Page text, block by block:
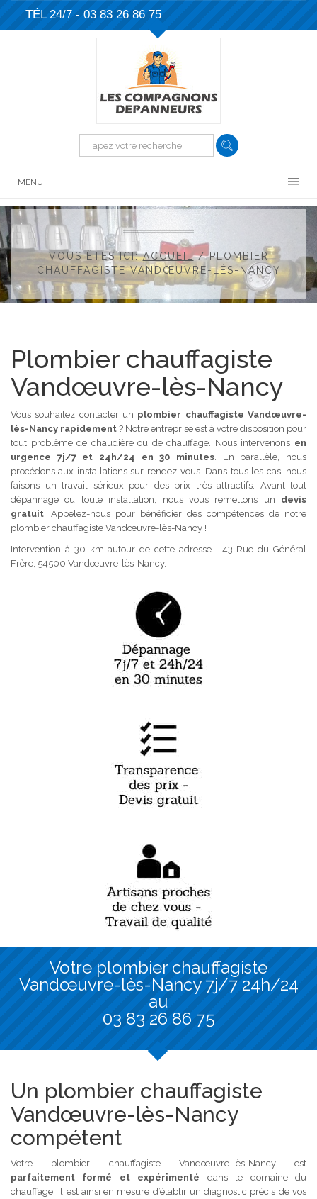
TÉL 24/7 - 03 83 26 86 75
MENU
VOUS ÊTES ICI:ACCUEIL/PLOMBIER
CHAUFFAGISTE VANDŒUVRE-LÈS-NANCY
Plombier chauffagiste
Vandœuvre-lès-Nancy
Vous souhaitez contacter un plombier chauffagiste Vandœuvre-
lès-Nancy rapidement ? Notre entreprise est à votre disposition pour
tout problème de chaudière ou de chauffage. Nous intervenons en
urgence 7j/7 et 24h/24 en 30 minutes . En parallèle, nous
procédons aux installations sur rendez-vous. Dans tous les cas, nous
faisons un travail sérieux pour des prix très attractifs. Avant tout
dépannage ou toute installation, nous vous remettons un devis
gratuit . Appelez-nous pour bénéficier des compétences de notre
plombier chauffagiste Vandœuvre-lès-Nancy !
Intervention à 30 km autour de cette adresse : 43 Rue du Général
Frère, 54500 Vandœuvre-lès-Nancy.
Votre plombier chauffagiste
Vandœuvre-lès-Nancy 7j/7 24h/24
au
03 83 26 86 75
Un plombier chauffagiste
Vandœuvre-lès-Nancy
compétent
Votre plombier chauffagiste Vandœuvre-lès-Nancy est
parfaitement formé et expérimenté dans le domaine du
chauffage. Il est ainsi en mesure d’établir un diagnostic précis de vos